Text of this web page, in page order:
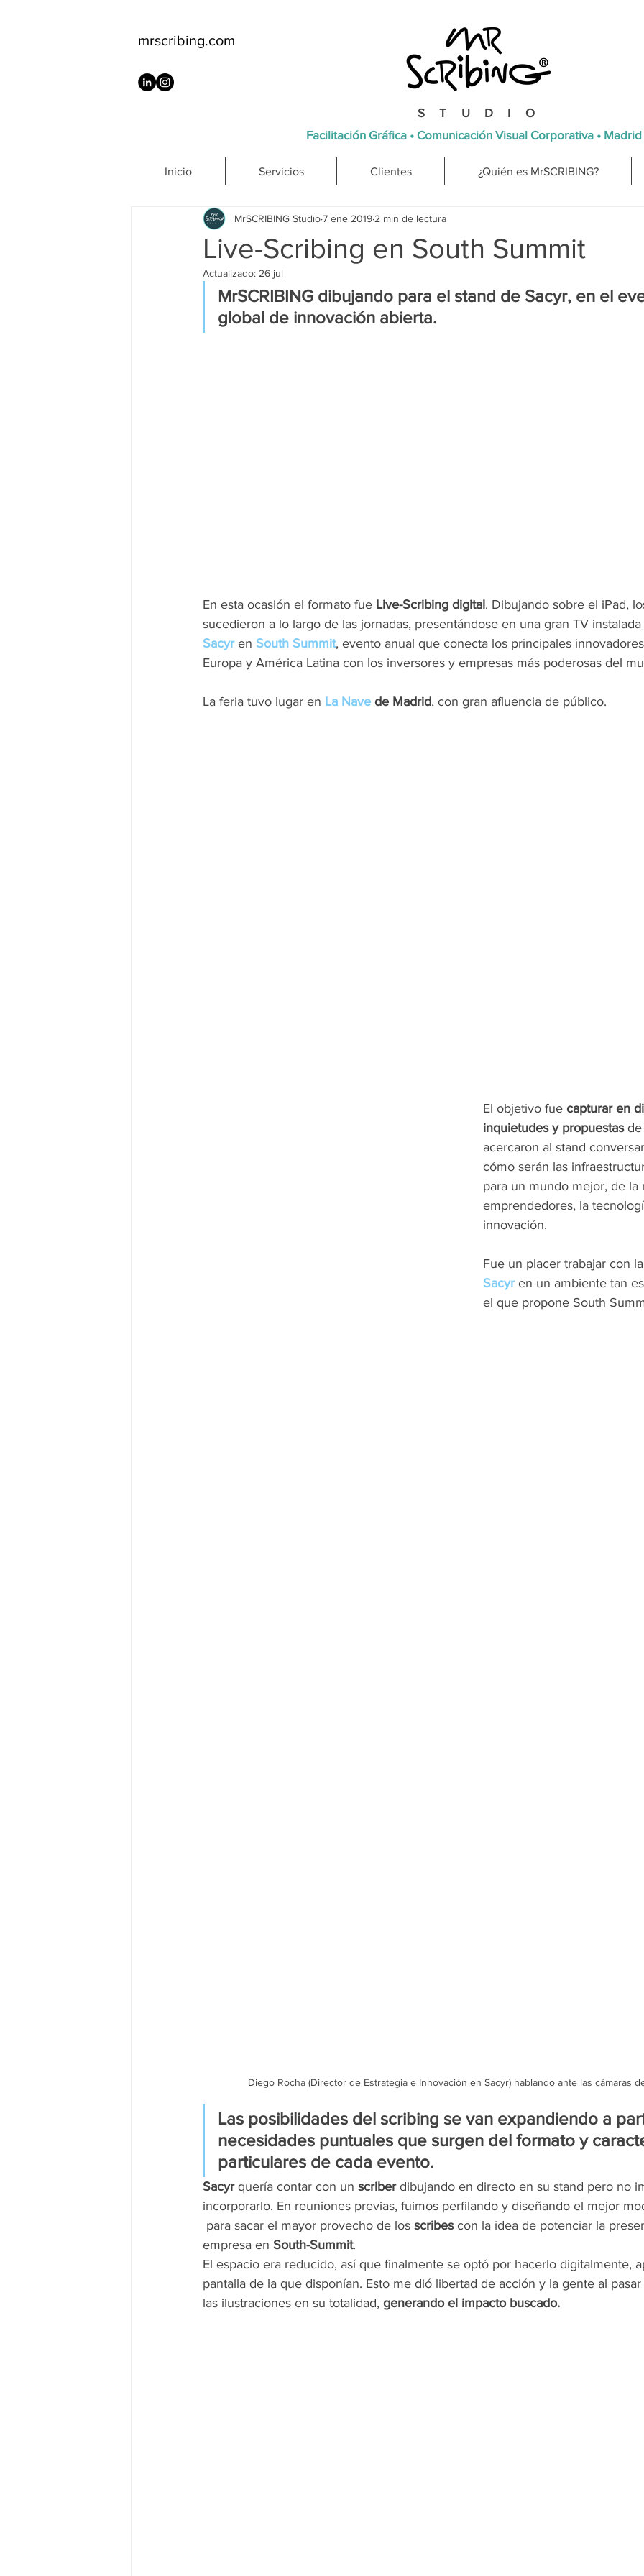
mrscribing.com
STUDIO
Facilitación Gráfica • Comunicación Visual Corporativa • Madrid
Inicio Servicios Clientes ¿Quién es MrSCRIBING?
Live-Scribing en South Summit
MrSCRIBING Studio7 ene 2019 2 min de lectura
Actualizado: 26 jul
MrSCRIBING dibujando para el stand de Sacyr, en el
global de innovación abierta.
En esta ocasión el formato fue Live-Scribing digital. Dibujando sobre el iPad,
sucedieron a lo largo de las jornadas, presentándose en una gran TV
Sacyr en South Summit, evento anual que conecta los principales
Europa y América Latina con los inversores y empresas más poderosas del
La feria tuvo lugar en La Nave de Madrid, con gran afluencia de público.
El objetivo fue capturar en
inquietudes y propuestas de
acercaron al stand
cómo serán las
para un mundo mejor, de
emprendedores, la
innovación.
Fue un placer trabajar con
Sacyr en un ambiente tan
el que propone South
Diego Rocha (Director de Estrategia e Innovación en Sacyr) hablando ante las cámaras
Las posibilidades del scribing se van expandiendo a
necesidades puntuales que surgen del formato y
particulares de cada evento.
Sacyr quería contar con un scriber dibujando en directo en su stand pero no
incorporarlo. En reuniones previas, fuimos perfilando y diseñando el mejor
para sacar el mayor provecho de los scribes con la idea de potenciar la
empresa en South-Summit.
El espacio era reducido, así que finalmente se optó por hacerlo digitalmente,
pantalla de la que disponían. Esto me dió libertad de acción y la gente al
las ilustraciones en su totalidad, generando el impacto buscado.